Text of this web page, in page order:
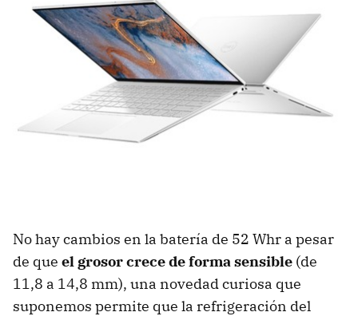
No hay cambios en la batería de 52 Whr a pesar
de que el grosor crece de forma sensible (de
11,8 a 14,8 mm), una novedad curiosa que
suponemos permite que la refrigeración del